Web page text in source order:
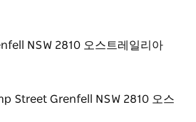
NSW 2810 오스트레일리아